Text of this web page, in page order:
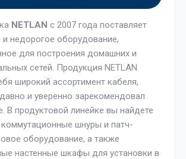
NETLAN с 2007 года поставляет
и недорогое оборудование,
для построения домашних и
сетей. Продукция NETLAN
широкий ассортимент кабеля,
и уверенно зарекомендовал
В продуктовой линейке вы найдете
коммутационные шнуры и патч-
оборудование, а также
настенные шкафы для установки в